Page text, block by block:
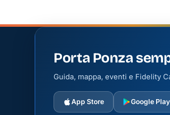
Porta Ponza
Guida, mappa, eventi e Fidelity
App Store Google Play